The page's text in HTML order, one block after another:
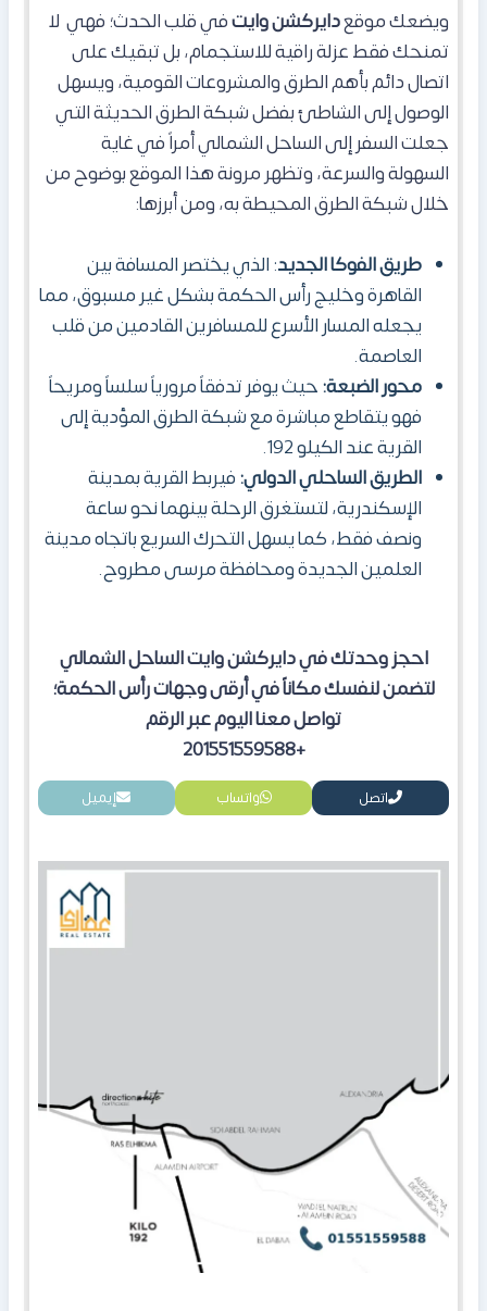
ويضعك موقعدايركشن وايتفي قلب الحدث؛ فهي لا
تمنحك فقط عزلة راقية للاستجمام، بل تبقيك على
اتصال دائم بأهم الطرق والمشروعات القومية، ويسهل
الوصول إلى الشاطئ بفضل شبكة الطرق الحديثة التي
جعلت السفر إلى الساحل الشمالي أمراً في غاية
السهولة والسرعة، وتظهر مرونة هذا الموقع بوضوح من
خلال شبكة الطرق المحيطة به، ومن أبرزها:
طريق الفوكا الجديد: الذي يختصر المسافة بين
القاهرة وخليج رأس الحكمة بشكل غير مسبوق، مما
يجعله المسار الأسرع للمسافرين القادمين من قلب
العاصمة.
محور الضبعة:حيث يوفر تدفقاً مرورياً سلساً ومريحاً
فهو يتقاطع مباشرة مع شبكة الطرق المؤدية إلى
القرية عند الكيلو 192.
الطريق الساحلي الدولي:فيربط القرية بمدينة
الإسكندرية، لتستغرق الرحلة بينهما نحو ساعة
ونصف فقط، كما يسهل التحرك السريع باتجاه مدينة
العلمين الجديدة ومحافظة مرسى مطروح.
احجز وحدتك في دايركشن وايت الساحل الشمالي
لتضمن لنفسك مكاناً في أرقى وجهات رأس الحكمة؛
تواصل معنا اليوم عبر الرقم
+201551559588
اتصل واتساب إيميل